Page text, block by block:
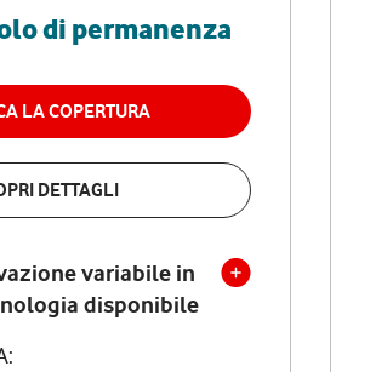
di permanenza
LA COPERTURA
DETTAGLI
variabile in
disponibile